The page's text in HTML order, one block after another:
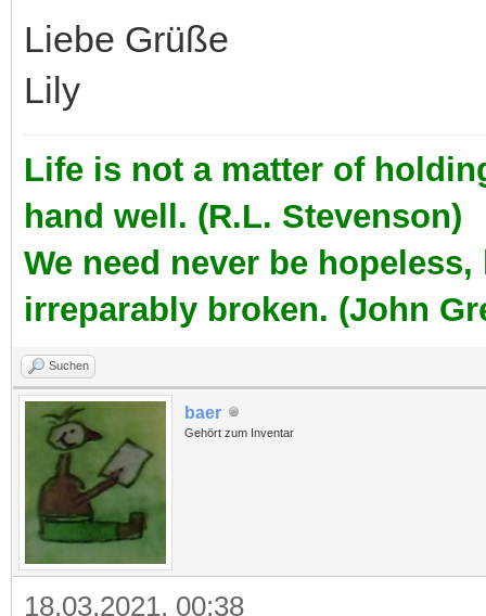
Liebe Grüße
Lily
Life is not a matter of
hand well. (R.L. Stevenson)
We need never be
irreparably broken. (John
Suchen
baer
Gehört zum Inventar
18.03.2021, 00:38